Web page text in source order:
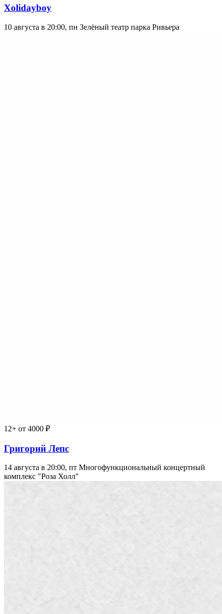
Xolidayboy
10 августа в 20:00, пн Зелёный театр парка Ривьера
12+ от 4000 ₽
Григорий Лепс
14 августа в 20:00, пт Многофункциональный концертный
комплекс "Роза Холл"